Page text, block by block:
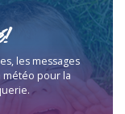
les messages
pour la